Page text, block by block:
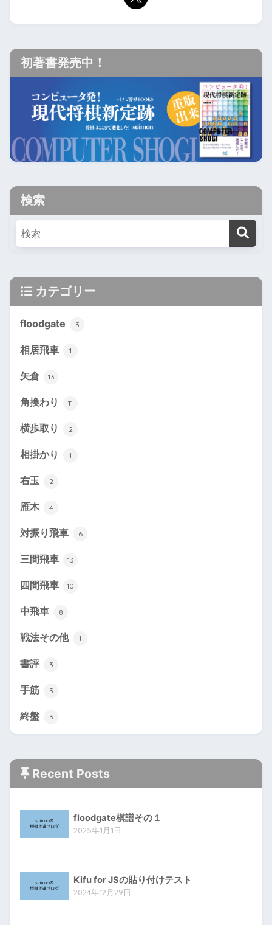
初著書発売中！
検索
カテゴリー
floodgate 3
相居飛車 1
矢倉 13
角換わり 11
横歩取り 2
相掛かり 1
右玉 2
雁木 4
対振り飛車 6
三間飛車 13
四間飛車 10
中飛車 8
戦法その他 1
書評 3
手筋 3
終盤 3
Recent Posts
floodgate棋譜その１
2025年1月1日
Kifu for JSの貼り付けテスト
2024年12月29日